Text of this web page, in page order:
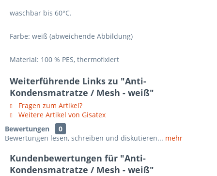
waschbar bis 60°C.
Farbe: weiß (abweichende Abbildung)
Material: 100 % PES, thermofixiert
Weiterführende Links zu "Anti-
Kondensmatratze / Mesh - weiß"
Fragen zum Artikel?
Weitere Artikel von Gisatex
Bewertungen
0
Bewertungen lesen, schreiben und diskutieren... mehr
Kundenbewertungen für "Anti-
Kondensmatratze / Mesh - weiß"